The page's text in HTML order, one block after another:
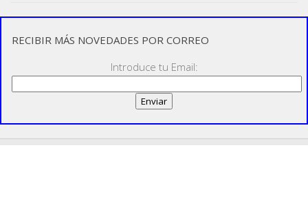
RECIBIR MÁS NOVEDADES POR CORREO
Introduce tu Email: